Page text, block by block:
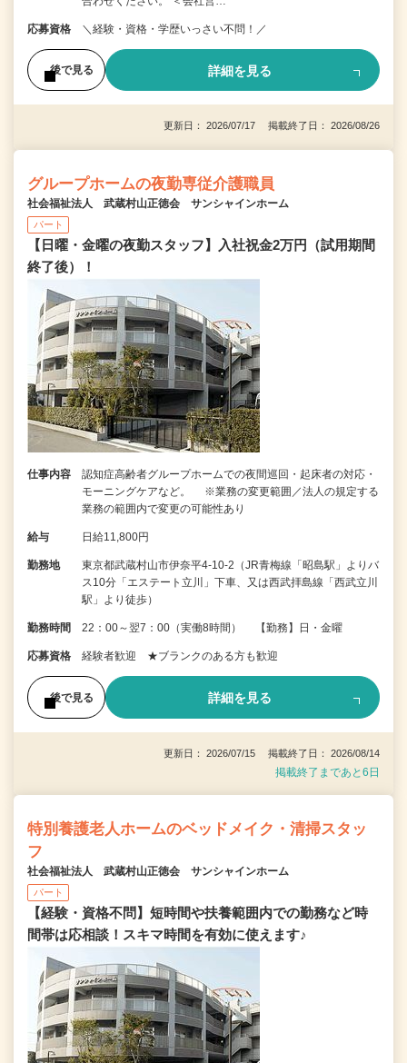
応募資格 ＼経験・資格・学歴いっさい不問！／
後で見る 詳細を見る
更新日： 2026/07/17 掲載終了日： 2026/08/26
グループホームの夜勤専従介護職員
社会福祉法人 武蔵村山正徳会 サンシャインホーム
パート
【日曜・金曜の夜勤スタッフ】入社祝金2万円（試用期間
終了後）！
仕事内容
認知症高齢者グループホームでの夜間巡回・起床者の対応・
モーニングケアなど。 ※業務の変更範囲／法人の規定する
業務の範囲内で変更の可能性あり
給与 日給11,800円
勤務地
東京都武蔵村山市伊奈平4-10-2（JR青梅線「昭島駅」よりバ
ス10分「エステート立川」下車、又は西武拝島線「西武立川
駅」より徒歩）
勤務時間 22：00～翌7：00（実働8時間） 【勤務】日・金曜
応募資格 経験者歓迎 ★ブランクのある方も歓迎
後で見る 詳細を見る
更新日： 2026/07/15 掲載終了日： 2026/08/14
掲載終了まであと6日
特別養護老人ホームのベッドメイク・清掃スタッ
フ
社会福祉法人 武蔵村山正徳会 サンシャインホーム
パート
【経験・資格不問】短時間や扶養範囲内での勤務など時
間帯は応相談！スキマ時間を有効に使えます♪